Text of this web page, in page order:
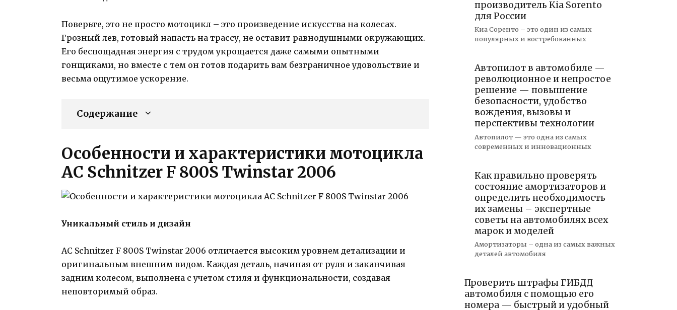
Поверьте, это не просто мотоцикл – это произведение искусства на колесах.
Грозный лев, готовый напасть на трассу, не оставит равнодушными окружающих.
Его беспощадная энергия с трудом укрощается даже самыми опытными
гонщиками, но вместе с тем он готов подарить вам безграничное удовольствие и
весьма ощутимое ускорение.
Содержание
Особенности и характеристики мотоцикла
AC Schnitzer F 800S Twinstar 2006
Уникальный стиль и дизайн
AC Schnitzer F 800S Twinstar 2006 отличается высоким уровнем детализации и
оригинальным внешним видом. Каждая деталь, начиная от руля и заканчивая
задним колесом, выполнена с учетом стиля и функциональности, создавая
неповторимый образ.
производитель Kia Sorento
для России
Киа Соренто – это один из самых
популярных и востребованных
Автопилот в автомобиле —
революционное и непростое
решение — повышение
безопасности, удобство
вождения, вызовы и
перспективы технологии
Автопилот — это одна из самых
современных и инновационных
Как правильно проверять
состояние амортизаторов и
определить необходимость
их замены – экспертные
советы на автомобилях всех
марок и моделей
Амортизаторы – одна из самых важных
деталей автомобиля
Проверить штрафы ГИБДД
автомобиля с помощью его
номера — быстрый и удобный